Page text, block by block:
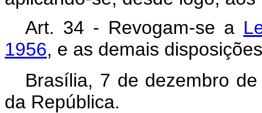
Art. 34 - Revogam-se a
1956, e as demais
Brasília, 7 de dezembro
da República.